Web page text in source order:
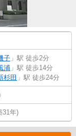
子 」駅 徒歩2分
浦 」駅 徒歩14分
杉田 」駅 徒歩24分
31年)